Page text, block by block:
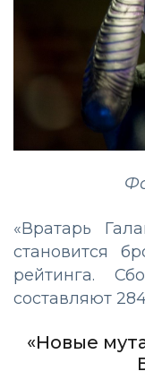
«Вратарь
становится
рейтинга.
составляют
«Новые